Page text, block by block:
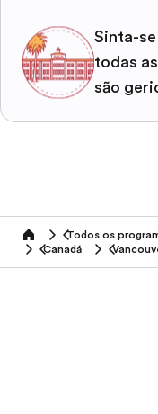
Sinta-
todas
são
home Todos os
Canadá